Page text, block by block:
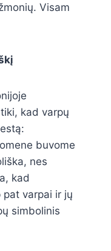
Visam
tiki, kad varpų
buvome
nes
kad
varpai ir jų
simbolinis